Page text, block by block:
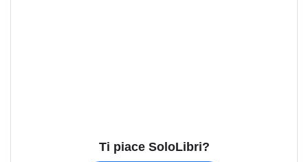
Ti piace SoloLibri?